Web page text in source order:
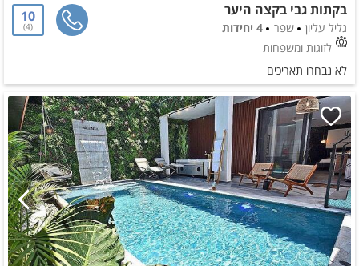
בקתות גבי בקצה היער
גליל עליון שפר
4 יחידות
לזוגות ומשפחות
10
4
לא נבחרו תאריכים